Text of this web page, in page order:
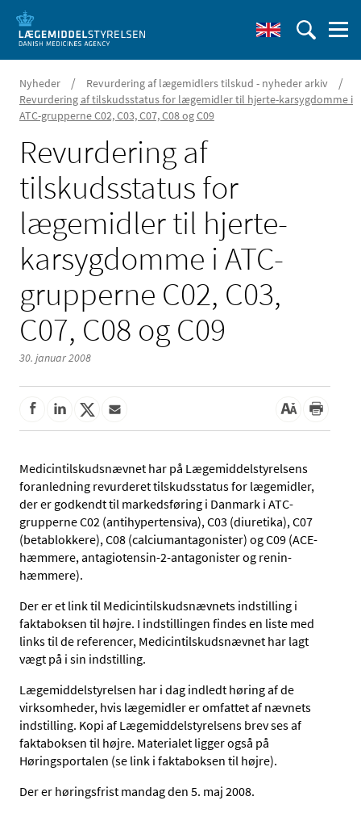
Nyheder / Revurdering af lægemidlers tilskud - nyheder arkiv /
Revurdering af tilskudsstatus for lægemidler til hjerte-karsygdomme i
ATC-grupperne C02, C03, C07, C08 og C09
Revurdering af
tilskudsstatus for
lægemidler til hjerte-
karsygdomme i ATC-
grupperne C02, C03,
C07, C08 og C09
30. januar 2008
Medicintilskudsnævnet har på Lægemiddelstyrelsens
foranledning revurderet tilskudsstatus for lægemidler,
der er godkendt til markedsføring i Danmark i ATC-
grupperne C02 (antihypertensiva), C03 (diuretika), C07
(betablokkere), C08 (calciumantagonister) og C09 (ACE-
hæmmere, antagiotensin-2-antagonister og renin-
hæmmere).
Der er et link til Medicintilskudsnævnets indstilling i
faktaboksen til højre. I indstillingen findes en liste med
links til de referencer, Medicintilskudsnævnet har lagt
vægt på i sin indstilling.
Lægemiddelstyrelsen har i dag indledt høring af de
virksomheder, hvis lægemidler er omfattet af nævnets
indstilling. Kopi af Lægemiddelstyrelsens brev ses af
faktaboksen til højre. Materialet ligger også på
Høringsportalen (se link i faktaboksen til højre).
Der er høringsfrist mandag den 5. maj 2008.